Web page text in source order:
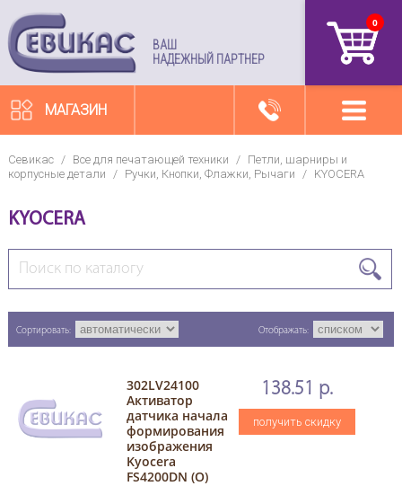
ВАШ
НАДЕЖНЫЙ ПАРТНЕР
0
МАГАЗИН
Севикас / Все для печатающей техники /
Петли, шарниры и
корпусные детали / Ручки, Кнопки, Флажки, Рычаги / KYOCERA
KYOCERA
Сортировать: Отображать:
302LV24100
Активатор
датчика начала
формирования
изображения
Kyocera
FS4200DN (O)
138.51 р.
получить скидку